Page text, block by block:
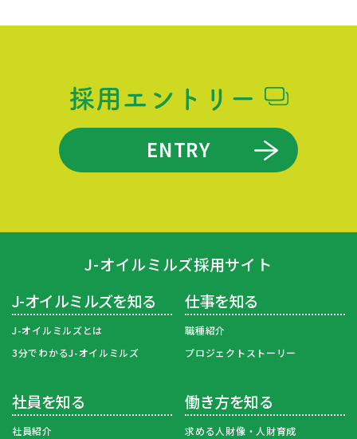
採用エントリー
ENTRY
J-オイルミルズ採用サイト
J-オイルミルズを知る
J-オイルミルズとは
3分でわかるJ-オイルミルズ
仕事を知る
職種紹介
プロジェクトストーリー
社員を知る
社員紹介
働き方を知る
求める人財像・人財育成